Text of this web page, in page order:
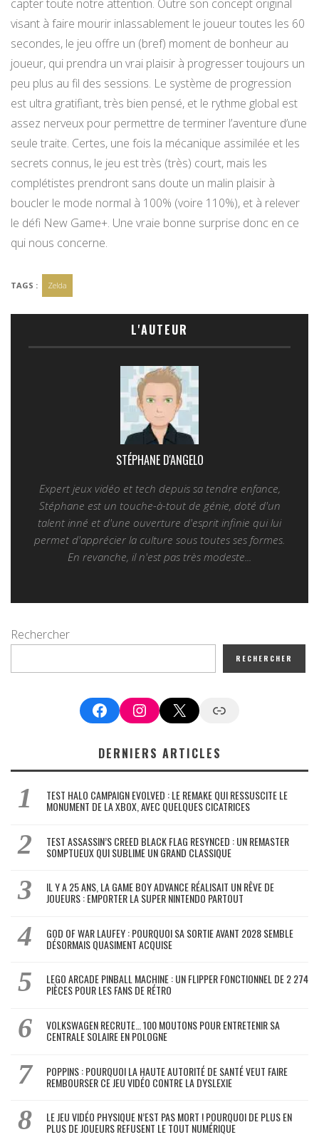
capter toute notre attention. Outre son concept original
visant à faire mourir inlassablement le joueur toutes les 60
secondes, le jeu offre un (bref) moment de bonheur au
joueur, qui prendra un vrai plaisir à progresser toujours un
peu plus au fil des sessions. Le système de progression
est ultra gratifiant, très bien pensé, et le rythme global est
assez nerveux pour permettre de terminer l’aventure d’une
seule traite. Certes, une fois la mécanique assimilée et les
secrets connus, le jeu est très (très) court, mais les
complétistes prendront sans doute un malin plaisir à
boucler le mode normal à 100% (voire 110%), et à relever
le défi New Game+. Une vraie bonne surprise donc en ce
qui nous concerne.
TAGS : Zelda
L'AUTEUR
STÉPHANE D'ANGELO
Expert jeux vidéo et tech depuis sa tendre enfance,
Stéphane est un touche-à-tout de génie, doté d'un
talent inné et d'une ouverture d'esprit infinie qui lui
permet d'apprécier la culture sous toutes ses formes.
En revanche, il n'est pas très modeste...
Rechercher
RECHERCHER
FacebookInstagram
X Google News
DERNIERS ARTICLES
TEST HALO CAMPAIGN EVOLVED : LE REMAKE QUI RESSUSCITE LE
MONUMENT DE LA XBOX, AVEC QUELQUES CICATRICES
TEST ASSASSIN’S CREED BLACK FLAG RESYNCED : UN REMASTER
SOMPTUEUX QUI SUBLIME UN GRAND CLASSIQUE
IL Y A 25 ANS, LA GAME BOY ADVANCE RÉALISAIT UN RÊVE DE
JOUEURS : EMPORTER LA SUPER NINTENDO PARTOUT
GOD OF WAR LAUFEY : POURQUOI SA SORTIE AVANT 2028 SEMBLE
DÉSORMAIS QUASIMENT ACQUISE
LEGO ARCADE PINBALL MACHINE : UN FLIPPER FONCTIONNEL DE 2 274
PIÈCES POUR LES FANS DE RÉTRO
VOLKSWAGEN RECRUTE… 100 MOUTONS POUR ENTRETENIR SA
CENTRALE SOLAIRE EN POLOGNE
POPPINS : POURQUOI LA HAUTE AUTORITÉ DE SANTÉ VEUT FAIRE
REMBOURSER CE JEU VIDÉO CONTRE LA DYSLEXIE
LE JEU VIDÉO PHYSIQUE N’EST PAS MORT ! POURQUOI DE PLUS EN
PLUS DE JOUEURS REFUSENT LE TOUT NUMÉRIQUE